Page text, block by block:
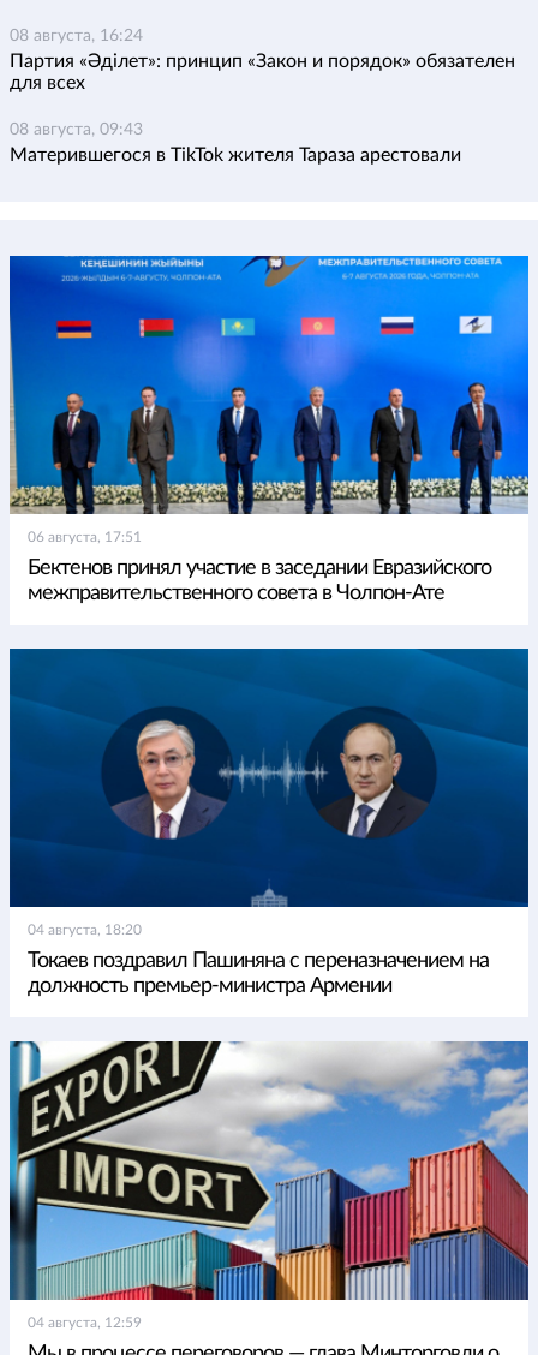
08 августа, 16:24
Партия «Әділет»: принцип «Закон и порядок» обязателен
для всех
08 августа, 09:43
Матерившегося в TikTok жителя Тараза арестовали
06 августа, 17:51
Бектенов принял участие в заседании Евразийского
межправительственного совета в Чолпон-Ате
04 августа, 18:20
Токаев поздравил Пашиняна с переназначением на
должность премьер-министра Армении
04 августа, 12:59